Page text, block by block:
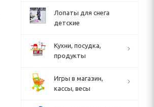
Лопаты для снега
детские
Кухни, посудка,
продукты
Игры в магазин,
кассы, весы